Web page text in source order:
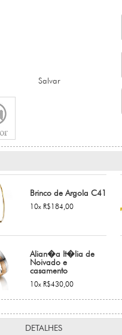
Salvar
Brinco de Argola C41
10x R$184,00
Alian�a It�lia de
Noivado e
casamento
10x R$430,00
DETALHES